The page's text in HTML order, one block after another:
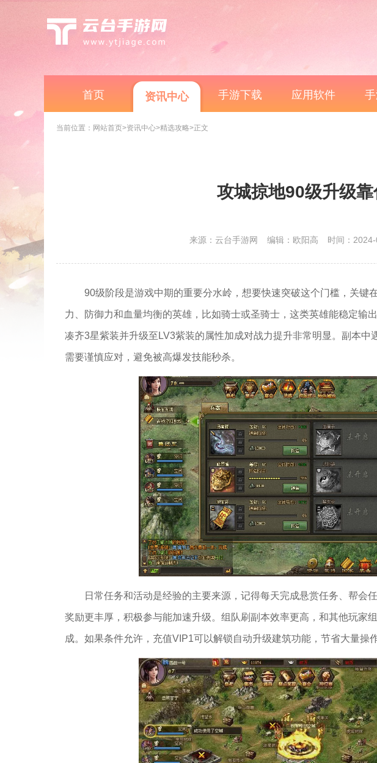
首页 资讯中心 手游下载 应用软件
当前位置： 网站首页>资讯中心>精选攻略>正文
攻城掠地90级升级靠
来源：云台手游网 编辑：欧阳高 时间：
90级阶段是游戏中期的重要分水岭，想要快速突破这个门槛，关键
力、防御力和血量均衡的英雄，比如骑士或圣骑士，这类英雄能稳定输
凑齐3星紫装并升级至LV3紫装的属性加成对战力提升非常明显。副本中
需要谨慎应对，避免被高爆发技能秒杀。
日常任务和活动是经验的主要来源，记得每天完成悬赏任务、帮会
奖励更丰厚，积极参与能加速升级。组队刷副本效率更高，和其他玩家
成。如果条件允许，充值VIP1可以解锁自动升级建筑功能，节省大量操作